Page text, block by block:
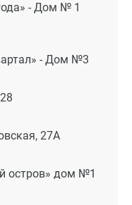
- Дом № 1
- Дом №3
27А
остров» дом №1